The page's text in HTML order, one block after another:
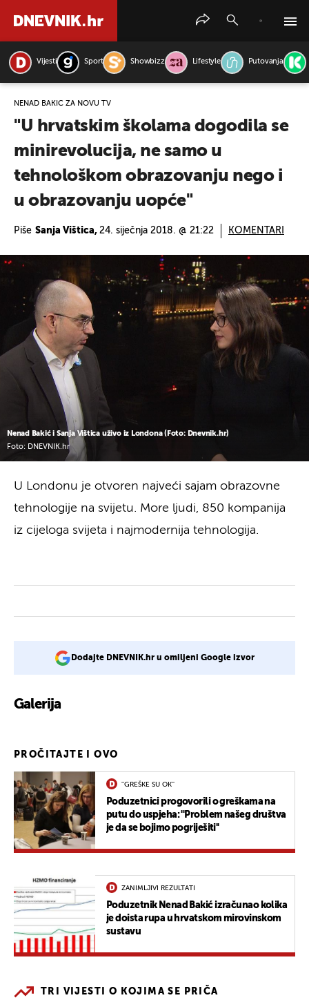
Vijesti Sport Showbizz Lifestyle Putovanja
NENAD BAKIĆ ZA NOVU TV
"U hrvatskim školama dogodila se
minirevolucija, ne samo u
tehnološkom obrazovanju nego i
u obrazovanju uopće"
Piše Sanja Vištica, 24. siječnja 2018. @ 21:22 KOMENTARI
Nenad Bakić i Sanja Vištica uživo iz Londona (Foto: Dnevnik.hr)
Foto: DNEVNIK.hr
U Londonu je otvoren najveći sajam obrazovne
tehnologije na svijetu. More ljudi, 850 kompanija
iz cijeloga svijeta i najmodernija tehnologija.
Dodajte DNEVNIK.hr u omiljeni Google izvor
Galerija
PROČITAJTE I OVO
''GREŠKE SU OK''
Poduzetnici progovorili o greškama na
putu do uspjeha: ''Problem našeg društva
je da se bojimo pogriješiti''
ZANIMLJIVI REZULTATI
Poduzetnik Nenad Bakić izračunao kolika
je doista rupa u hrvatskom mirovinskom
sustavu
TRI VIJESTI O KOJIMA SE PRIČA
PRETRAŽITE VIJESTI